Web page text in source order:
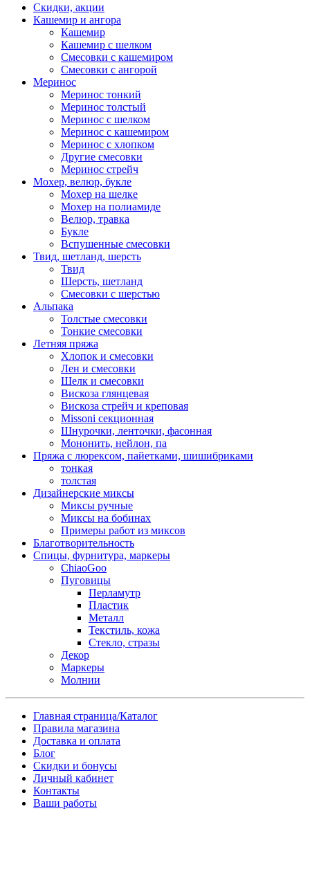
Скидки, акции
Кашемир и ангора
Кашемир
Кашемир с шелком
Смесовки с кашемиром
Смесовки с ангорой
Меринос
Меринос тонкий
Меринос толстый
Меринос с шелком
Меринос с кашемиром
Меринос с хлопком
Другие смесовки
Меринос стрейч
Мохер, велюр, букле
Мохер на шелке
Мохер на полиамиде
Велюр, травка
Букле
Вспушенные смесовки
Твид, шетланд, шерсть
Твид
Шерсть, шетланд
Смесовки с шерстью
Альпака
Толстые смесовки
Тонкие смесовки
Летняя пряжа
Хлопок и смесовки
Лен и смесовки
Шелк и смесовки
Вискоза глянцевая
Вискоза стрейч и креповая
Missoni секционная
Шнурочки, ленточки, фасонная
Мононить, нейлон, па
Пряжа с люрексом, пайетками, шишибриками
тонкая
толстая
Дизайнерские миксы
Миксы ручные
Миксы на бобинах
Примеры работ из миксов
Благотворительность
Спицы, фурнитура, маркеры
ChiaoGoo
Пуговицы
Перламутр
Пластик
Металл
Текстиль, кожа
Стекло, стразы
Декор
Маркеры
Молнии
Главная страница/Каталог
Правила магазина
Доставка и оплата
Блог
Скидки и бонусы
Личный кабинет
Контакты
Ваши работы